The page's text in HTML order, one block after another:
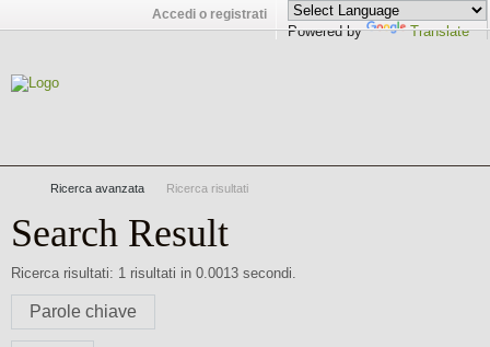
Accedi o registrati
Powered by Translate
Ricerca avanzata Ricerca risultati
Search Result
Ricerca risultati: 1 risultati in 0.0013 secondi.
Parole chiave